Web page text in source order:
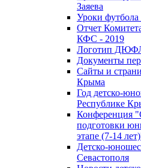
Заяева
Уроки
Отчет
КФС - 2019
Логотип
Документы
Сайты и
Крыма
Год детско-
Республике
Конференция
подготовки
этапе (7-14
Детско-
Севастополя